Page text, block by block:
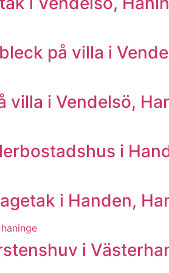
på villa i
villa i Vendelsö,
i
i Handen,
i